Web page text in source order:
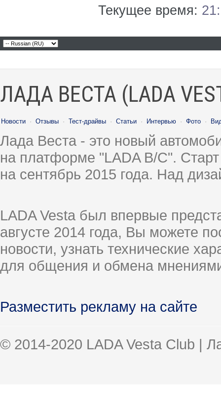
Текущее время:
ЛАДА ВЕСТА (LADA
Новости · Отзывы · Тест-драйвы · Статьи · Интервью · Фото ·
Лада Веста - это новый
на платформе "LADA B/C".
на сентябрь 2015 года. Над
LADA Vesta был впервые
августе 2014 года, Вы можете
новости, узнать технические
для общения и обмена
Разместить рекламу на сайте
© 2014-2020 LADA Vesta Club |